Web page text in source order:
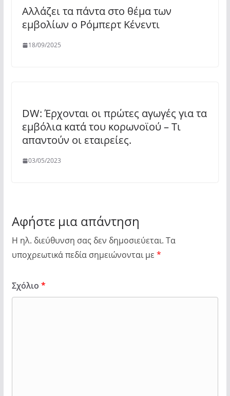
Αλλάζει τα πάντα στο θέμα των
εμβολίων ο Ρόμπερτ Κένεντι
18/09/2025
DW: Έρχονται οι πρώτες αγωγές για τα
εμβόλια κατά του κορωνοϊού – Τι
απαντούν οι εταιρείες.
03/05/2023
Αφήστε μια απάντηση
Η ηλ. διεύθυνση σας δεν δημοσιεύεται. Τα
υποχρεωτικά πεδία σημειώνονται με *
Σχόλιο *